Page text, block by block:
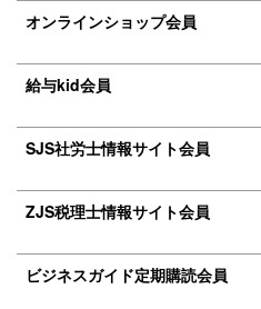
オンラインショップ会員
給与kid会員
SJS社労士情報サイト会員
ZJS税理士情報サイト会員
ビジネスガイド定期購読会員